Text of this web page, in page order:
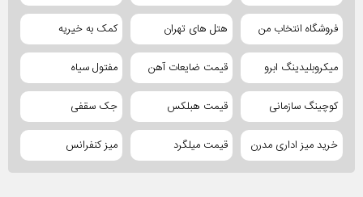
فروشگاه انتخاب من هتل های تهران کمک به خیریه
میکروبلیدینگ ابرو قیمت ضایعات آهن مفتول سیاه
کوچینگ سازمانی قیمت هبلکس جک سقفی
خرید میز اداری مدرن قیمت میلگرد میز کنفرانس